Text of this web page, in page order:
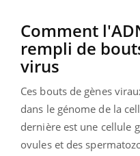
Comment
rempli de
virus
Ces bouts de gènes
dans le génome de la
dernière est une cellule
ovules et des